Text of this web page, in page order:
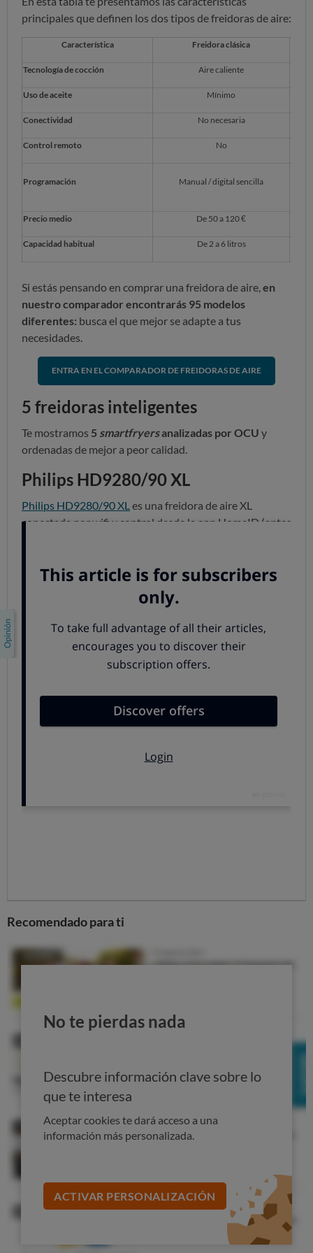
principales que definen los dos tipos de freidoras de aire:
Característica Freidora clásica
Tecnología de cocción Aire caliente
Uso de aceite Mínimo
Conectividad No necesaria
Control remoto No
Programación Manual / digital sencilla
Precio medio De 50 a 120 €
Capacidad habitual De 2 a 6 litros
Si estás pensando en comprar una freidora de aire, en
nuestro comparador encontrarás 95 modelos
diferentes: busca el que mejor se adapte a tus
necesidades.
ENTRA EN EL COMPARADOR DE FREIDORAS DE AIRE
5 freidoras inteligentes
Te mostramos 5 smartfryersanalizadas por OCU y
ordenadas de mejor a peor calidad.
Philips HD9280/90 XL
Philips HD9280/90 XL es una freidora de aire XL
conectada por wifi y control desde la app HomeID (antes
Buena calidad: 65/100
Precio: desde 134 euros
Características:
Potencia: 2.000 W
Capacidad útil: 1,27 kg
Patatas fritas:★★★ ½
Pastel de chocolate:★★★★☆
Buena capacidad, adecuado para familias de tamaño
Función keep warm.
Piezas desmontables aptas para lavavajillas.
Recomendado para ti
No te pierdas nada
Descubre información clave sobre lo
que te interesa
Aceptar cookies te dará acceso a una
información más personalizada.
ACTIVAR PERSONALIZACIÓN